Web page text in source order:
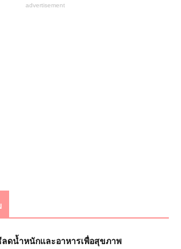
advertisement
ดน้ำหนักและอาหารเพื่อสุขภาพ